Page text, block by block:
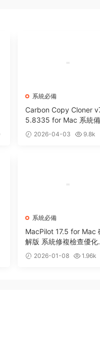
系統必備
Carbon Copy Cloner
5.8335 for Mac 系統
克隆遷移工具
2026-04-03
9.8k
系統必備
MacPilot 17.5 for Mac
解版 系統修複檢查優化
具 2026-01-08
1.96k